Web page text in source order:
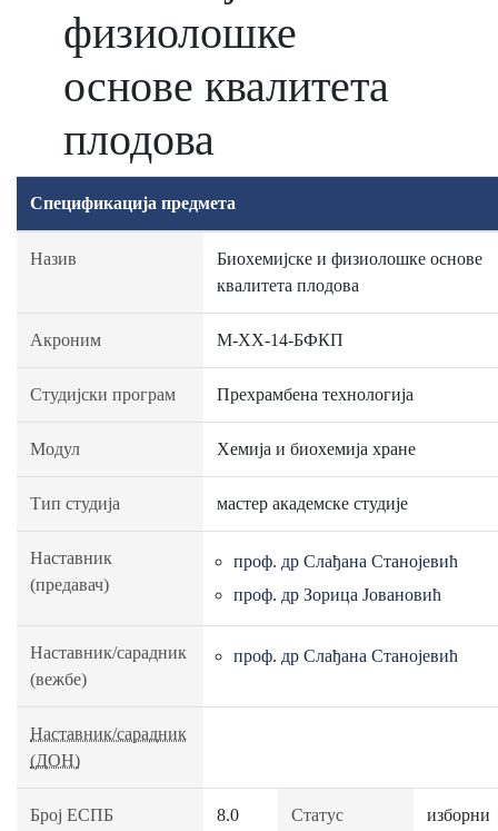
физиолошке
основе квалитета
плодова
Спецификација предмета
Назив
Биохемијске и физиолошке основе
квалитета плодова
Акроним М-ХХ-14-БФКП
Студијски програм Прехрамбена технологија
Модул Хемија и биохемија хране
Тип студија мастер академске студије
Наставник
(предавач)
проф. др Слађана Станојевић
проф. др Зорица Јовановић
Наставник/сарадник
(вежбе)
проф. др Слађана Станојевић
Наставник/сарадник
(ДОН)
Број ЕСПБ 8.0
Статус
изборни